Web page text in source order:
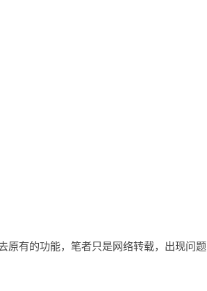
原有的功能，笔者只是网络转载，出现问题